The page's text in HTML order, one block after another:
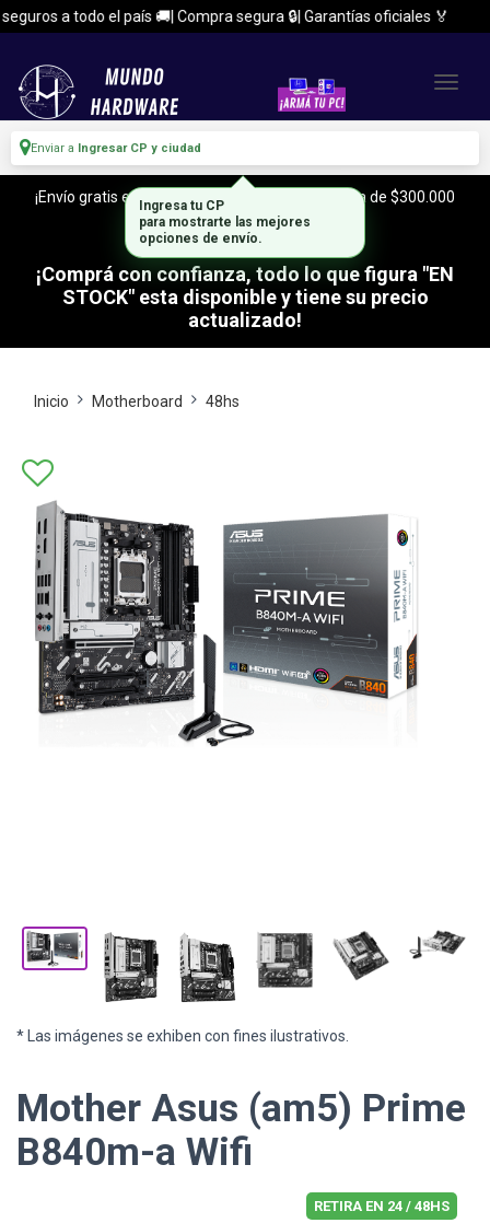
a todo el país 🚚| Compra segura 🔒| Garantías oficiales 🏅
Enviar a Ingresar CP y ciudad
¡Envío gratis en CABA y Zona Sur, con tu compra de $300.000
o mas!
¡Comprá con confianza, todo lo que figura "EN
STOCK" esta disponible y tiene su precio
actualizado!
Inicio Motherboard 48hs
* Las imágenes se exhiben con fines ilustrativos.
Mother Asus (am5) Prime
B840m-a Wifi
RETIRA EN 24 / 48HS
Ingresa tu CP
para mostrarte las mejores
opciones de envío.